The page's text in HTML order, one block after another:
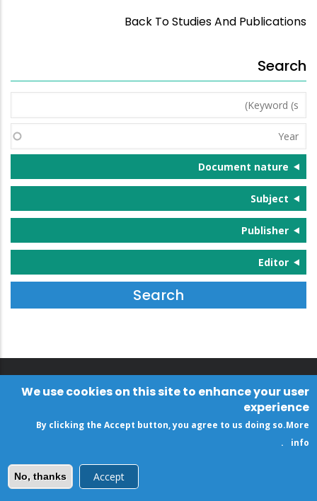
Back To Studies And Publications
Search
Keyword
(s)
Year
Document nature
Subject
Publisher
Editor
We use cookies on this site to enhance your user
experience
By clicking the Accept button, you agree to us doing so.More
info
.
Accept
No, thanks